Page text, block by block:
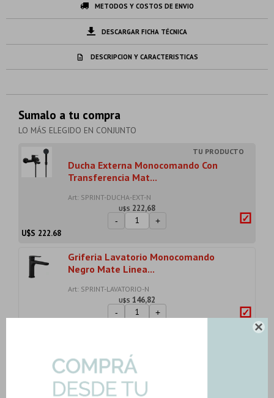

METODOS Y COSTOS DE ENVIO
DESCARGAR FICHA TÉCNICA
DESCRIPCION Y CARACTERISTICAS
Sumalo a tu compra
LO MÁS ELEGIDO EN CONJUNTO
Ducha Externa Monocomando Con
Transferencia Mat...
Art: SPRINT-DUCHA-EXT-N
U$S 222,68
- +
U$S 222.68
Griferia Lavatorio Monocomando
Negro Mate Linea...
Art: SPRINT-LAVATORIO-N
U$S 146,82
- +
Mate
Art: SPRINT-BIDET-CON-N
190,55